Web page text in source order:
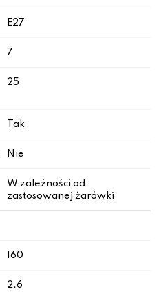
E27
7
25
Tak
Nie
W zależności od
zastosowanej żarówki
160
2.6